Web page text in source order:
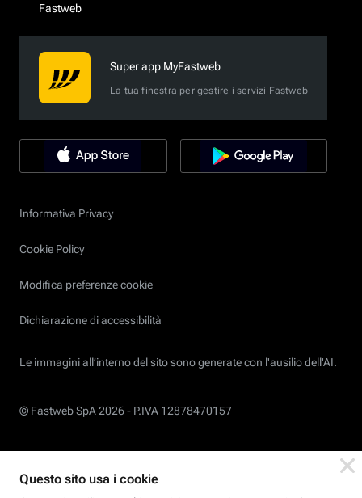
Fastweb
Super app MyFastweb
La tua finestra per gestire i servizi Fastweb
Informativa Privacy
Cookie Policy
Modifica preferenze cookie
Dichiarazione di accessibilità
Le immagini all’interno del sito sono generate con l'ausilio dell'AI.
© Fastweb SpA 2026 - P.IVA 12878470157